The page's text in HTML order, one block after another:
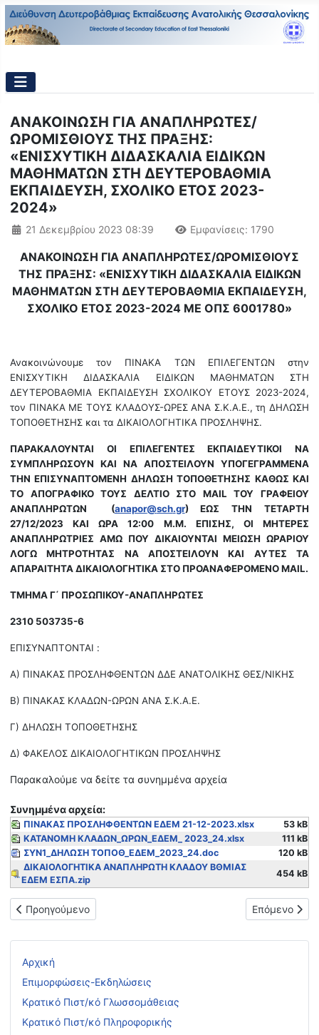
Αρχική
Επιμορφώσεις-Εκδηλώσεις
Κρατικό Πιστ/κό Γλωσσομάθειας
Κρατικό Πιστ/κό Πληροφορικής
ΑΝΑΚΟΙΝΩΣΗ ΓΙΑ ΑΝΑΠΛΗΡΩΤΕΣ/
ΩΡΟΜΙΣΘΙΟΥΣ ΤΗΣ ΠΡΑΞΗΣ:
«ΕΝΙΣΧΥΤΙΚΗ ΔΙΔΑΣΚΑΛΙΑ ΕΙΔΙΚΩΝ
ΜΑΘΗΜΑΤΩΝ ΣΤΗ ΔΕΥΤΕΡΟΒΑΘΜΙΑ
ΕΚΠΑΙΔΕΥΣΗ, ΣΧΟΛΙΚΟ ΕΤΟΣ 2023-
2024»
Λεπτομέρειες
21 Δεκεμβρίου 2023 08:39 Εμφανίσεις: 1790
ΑΝΑΚΟΙΝΩΣΗ ΓΙΑ ΑΝΑΠΛΗΡΩΤΕΣ/ΩΡΟΜΙΣΘΙΟΥΣ
ΤΗΣ ΠΡΑΞΗΣ: «ΕΝΙΣΧΥΤΙΚΗ ΔΙΔΑΣΚΑΛΙΑ ΕΙΔΙΚΩΝ
ΜΑΘΗΜΑΤΩΝ ΣΤΗ ΔΕΥΤΕΡΟΒΑΘΜΙΑ ΕΚΠΑΙΔΕΥΣΗ,
ΣΧΟΛΙΚΟ ΕΤΟΣ 2023-2024 ΜΕ ΟΠΣ 6001780»
Ανακοινώνουμε τον ΠΙΝΑΚΑ ΤΩΝ ΕΠΙΛΕΓΕΝΤΩΝ στην
ΕΝΙΣΧΥΤΙΚΗ ΔΙΔΑΣΚΑΛΙΑ ΕΙΔΙΚΩΝ ΜΑΘΗΜΑΤΩΝ ΣΤΗ
ΔΕΥΤΕΡΟΒΑΘΜΙΑ ΕΚΠΑΙΔΕΥΣΗ ΣΧΟΛΙΚΟΥ ΕΤΟΥΣ 2023-2024,
τον ΠΙΝΑΚΑ ΜΕ ΤΟΥΣ ΚΛΑΔΟΥΣ-ΩΡΕΣ ΑΝΑ Σ.Κ.Α.Ε., τη ΔΗΛΩΣΗ
ΤΟΠΟΘΕΤΗΣΗΣ και τα ΔΙΚΑΙΟΛΟΓΗΤΙΚΑ ΠΡΟΣΛΗΨΗΣ.
ΠΑΡΑΚΑΛΟΥΝΤΑΙ ΟΙ ΕΠΙΛΕΓΕΝΤΕΣ ΕΚΠΑΙΔΕΥΤΙΚΟΙ ΝΑ
ΣΥΜΠΛΗΡΩΣΟΥΝ ΚΑΙ ΝΑ ΑΠΟΣΤΕΙΛΟΥΝ ΥΠΟΓΕΓΡΑΜΜΕΝΑ
ΤΗΝ ΕΠΙΣΥΝΑΠΤΟΜΕΝΗ ΔΗΛΩΣΗ ΤΟΠΟΘΕΤΗΣΗΣ ΚΑΘΩΣ ΚΑΙ
ΤΟ ΑΠΟΓΡΑΦΙΚΟ ΤΟΥΣ ΔΕΛΤΙΟ ΣΤΟ MAIL ΤΟΥ ΓΡΑΦΕΙΟΥ
ΑΝΑΠΛΗΡΩΤΩΝ (anapor@sch.gr) ΕΩΣ ΤΗΝ ΤΕΤΑΡΤΗ
27/12/2023 ΚΑΙ ΩΡΑ 12:00 Μ.Μ. ΕΠΙΣΗΣ, ΟΙ ΜΗΤΕΡΕΣ
ΑΝΑΠΛΗΡΩΤΡΙΕΣ ΑΜΩ ΠΟΥ ΔΙΚΑΙΟΥΝΤΑΙ ΜΕΙΩΣΗ ΩΡΑΡΙΟΥ
ΛΟΓΩ ΜΗΤΡΟΤΗΤΑΣ ΝΑ ΑΠΟΣΤΕΙΛΟΥΝ ΚΑΙ ΑΥΤΕΣ ΤΑ
ΑΠΑΡΑΙΤΗΤΑ ΔΙΚΑΙΟΛΟΓΗΤΙΚΑ ΣΤΟ ΠΡΟΑΝΑΦΕΡΟΜΕΝΟMAIL.
ΤΜΗΜΑ Γ΄ ΠΡΟΣΩΠΙΚΟΥ-ΑΝΑΠΛΗΡΩΤΕΣ
2310 503735-6
ΕΠΙΣΥΝΑΠΤΟΝΤΑΙ :
Α) ΠΙΝΑΚΑΣ ΠΡΟΣΛΗΦΘΕΝΤΩΝ ΔΔΕ ΑΝΑΤΟΛΙΚΗΣ ΘΕΣ/ΝΙΚΗΣ
Β) ΠΙΝΑΚΑΣ ΚΛΑΔΩΝ-ΩΡΩΝ ΑΝΑ Σ.Κ.Α.Ε.
Γ) ΔΗΛΩΣΗ ΤΟΠΟΘΕΤΗΣΗΣ
Δ) ΦΑΚΕΛΟΣ ΔΙΚΑΙΟΛΟΓΗΤΙΚΩΝ ΠΡΟΣΛΗΨΗΣ
Παρακαλούμε να δείτε τα συνημμένα αρχεία
Συνημμένα αρχεία:
ΠΙΝΑΚΑΣ ΠΡΟΣΛΗΦΘΕΝΤΩΝ ΕΔΕΜ 21-12-2023.xlsx
53 kB
ΚΑΤΑΝΟΜΗ ΚΛΑΔΩΝ_ΩΡΩΝ_ΕΔΕΜ_ 2023_24.xlsx
111 kB
ΣΥΝ1_ΔΗΛΩΣΗ ΤΟΠΟΘ_ΕΔΕΜ_2023_24.doc
120 kB
ΔΙΚΑΙΟΛΟΓΗΤΙΚΑ ΑΝΑΠΛΗΡΩΤΗ ΚΛΑΔΟΥ ΒΘΜΙΑΣ
ΕΔΕΜ ΕΣΠΑ.zip
454 kB
Προηγούμενο άρθρο: Ειδική προκήρυξη κάλυψης
Προηγούμενο Επόμενο
Επόμενο